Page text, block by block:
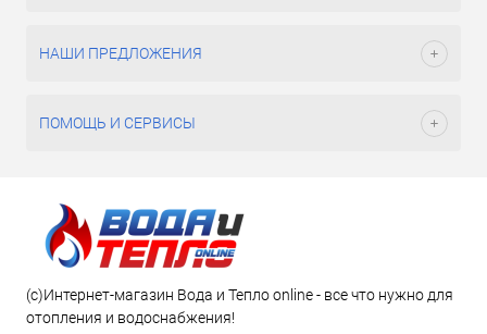
НАШИ ПРЕДЛОЖЕНИЯ
ПОМОЩЬ И СЕРВИСЫ
(c)Интернет-магазин Вода и Тепло online - все что нужно для
отопления и водоснабжения!